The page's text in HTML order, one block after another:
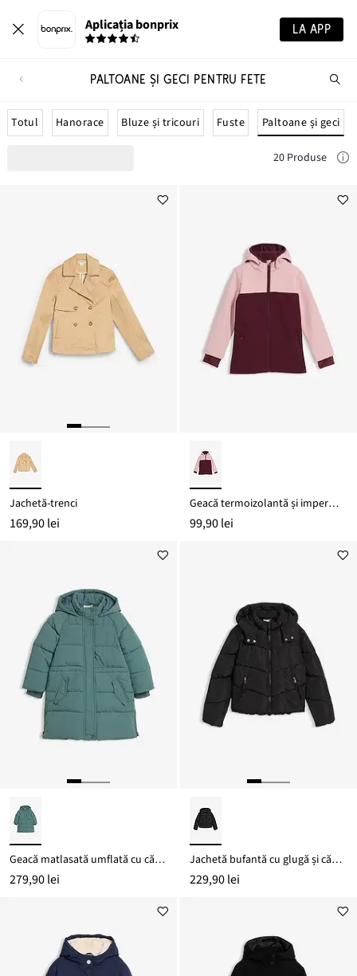
Aplicația bonprix LA APP
PALTOANE ȘI GECI PENTRU FETE
Totul Hanorace Bluze și tricouri Fuste Paltoane și geci
20 Produse
Jachetă-trenci
169,90 lei
Geacă termoizolantă și impermeabilă din softshell
99,90 lei
Geacă matlasată umflată cu căptușeală călduroasă, cu detalii reflectorizante
279,90 lei
Jachetă bufantă cu glugă și căptușeală călduroasă
229,90 lei